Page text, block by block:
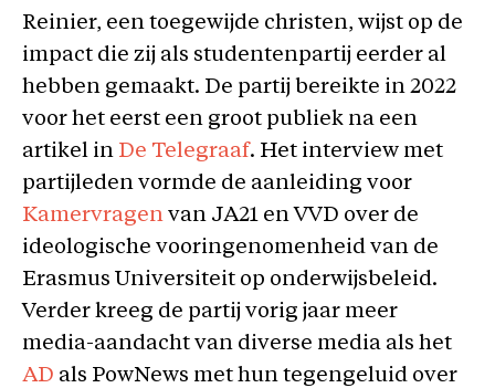
Reinier, een toegewijde christen, wijst op de
impact die zij als studentenpartij eerder al
hebben gemaakt. De partij bereikte in 2022
voor het eerst een groot publiek na een
artikel in De Telegraaf. Het interview met
partijleden vormde de aanleiding voor
Kamervragen van JA21 en VVD over de
ideologische vooringenomenheid van de
Erasmus Universiteit op onderwijsbeleid.
Verder kreeg de partij vorig jaar meer
media-aandacht van diverse media als het
AD als PowNews met hun tegengeluid over